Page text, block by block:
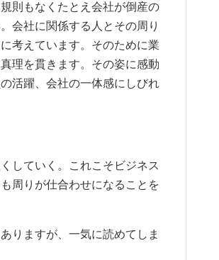
則もなくたとえ会社が倒産の
会社に関係する人とその周り
考えています。そのために業
理を貫きます。その姿に感動
活躍、会社の一体感にしびれ
していく。これこそビジネス
周りが仕合わせになることを
りますが、一気に読めてしま